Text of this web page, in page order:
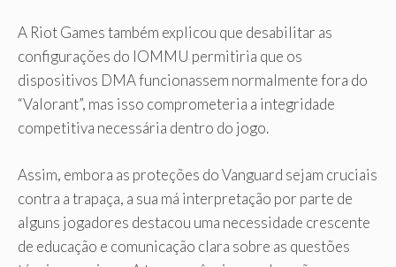
A Riot Games também explicou que desabilitar as
configurações do IOMMU permitiria que os
dispositivos DMA funcionassem normalmente fora do
“Valorant”, mas isso comprometeria a integridade
competitiva necessária dentro do jogo.
Assim, embora as proteções do Vanguard sejam cruciais
contra a trapaça, a sua má interpretação por parte de
alguns jogadores destacou uma necessidade crescente
de educação e comunicação clara sobre as questões